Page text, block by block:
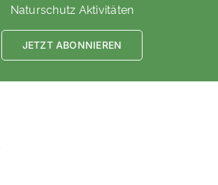
Naturschutz Aktivitäten
JETZT ABONNIEREN